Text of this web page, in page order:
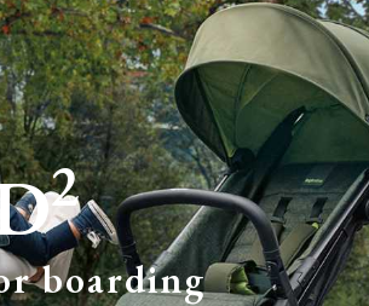
2
boarding